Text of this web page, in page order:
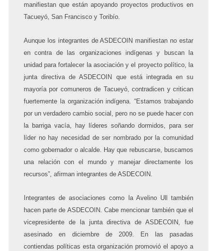
manifiestan que están apoyando proyectos productivos en
Tacueyó, San Francisco y Toribío.
Aunque los integrantes de ASDECOIN manifiestan no estar
en contra de las organizaciones indígenas y buscan la
unidad para fortalecer la asociación y el proyecto político, la
junta directiva de ASDECOIN que está integrada en su
mayoría por comuneros de Tacueyó,contradicen y critican
fuertemente la organización indígena. “Estamos trabajando
por un verdadero cambio social, pero no se puede hacer con
la barriga vacía, hay líderes soñando dormidos, para ser
líder no hay necesidad de ser nombrado por la comunidad
como gobernador o alcalde. Hay que rebuscarse, buscamos
una relación con el mundo y manejar directamente los
recursos”, afirman integrantes de ASDECOIN.
Integrantes de asociaciones como la Avelino Ull también
hacen parte de ASDECOIN. Cabe mencionar también que el
vicepresidente de la junta directiva de ASDECOIN, fue
asesinado en diciembre de 2009. En las pasadas
contiendas políticas esta organización promovió el apoyo a